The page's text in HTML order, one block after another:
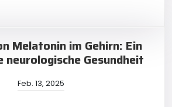
Melatonin im Gehirn: Ein
neurologische Gesundheit
Feb. 13, 2025